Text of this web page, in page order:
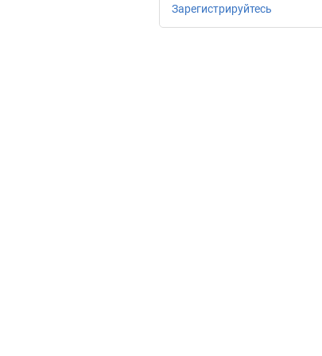
Зарегистрируйтесь